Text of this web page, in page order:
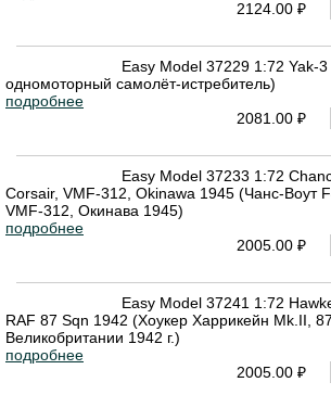
2124.00 ₽
Easy Model 37229 1:72 Yak-
одномоторный самолёт-истребитель)
подробнее
2081.00 ₽
Easy Model 37233 1:72
Corsair, VMF-312, Okinawa 1945 (Чанс-Воут
VMF-312, Окинава 1945)
подробнее
2005.00 ₽
Easy Model 37241 1:72
RAF 87 Sqn 1942 (Хоукер Харрикейн Mk.II,
Великобритании 1942 г.)
подробнее
2005.00 ₽